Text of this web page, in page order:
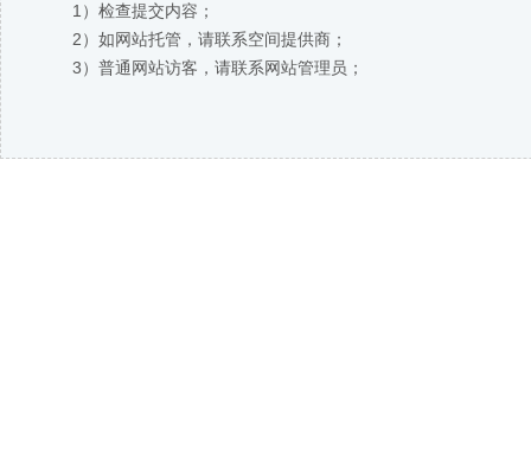
1）检查提交内容；
2）如网站托管，请联系空间提供商；
3）普通网站访客，请联系网站管理员；